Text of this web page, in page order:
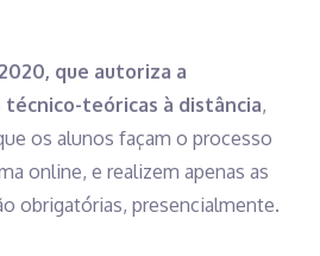
que autoriza a
técnico-teóricas à distância,
os alunos façam o processo
online, e realizem apenas as
obrigatórias, presencialmente.